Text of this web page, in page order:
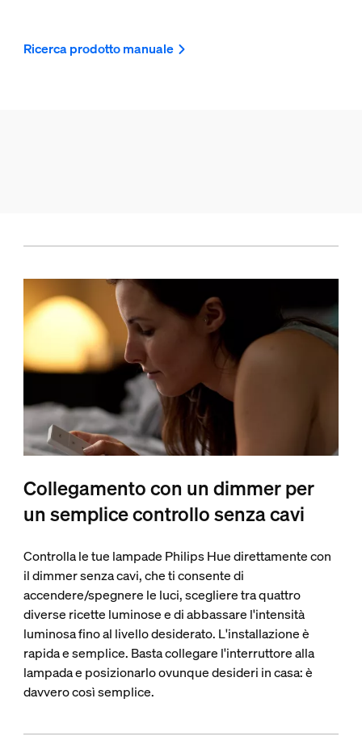
Ricerca prodotto manuale
Collegamento con un dimmer per
un semplice controllo senza cavi
Controlla le tue lampade Philips Hue direttamente con
il dimmer senza cavi, che ti consente di
accendere/spegnere le luci, scegliere tra quattro
diverse ricette luminose e di abbassare l'intensità
luminosa fino al livello desiderato. L'installazione è
rapida e semplice. Basta collegare l'interruttore alla
lampada e posizionarlo ovunque desideri in casa: è
davvero così semplice.